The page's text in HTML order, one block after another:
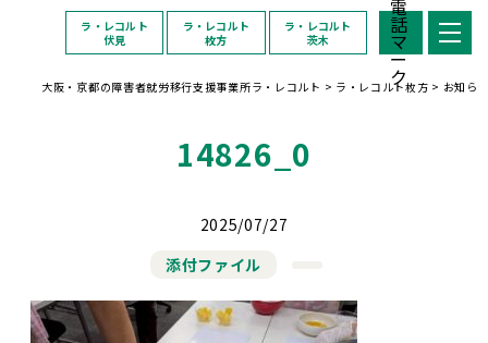
ラ・レコルト
伏見
ラ・レコルト
枚方
ラ・レコルト
茨木
大阪・京都の障害者就労移行支援事業所ラ・レコルト > ラ・レコルト枚方 > お知ら
14826_0
2025/07/27
添付ファイル